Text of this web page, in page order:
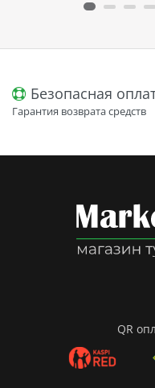
Безопасная
Гарантия возврата средств
QR